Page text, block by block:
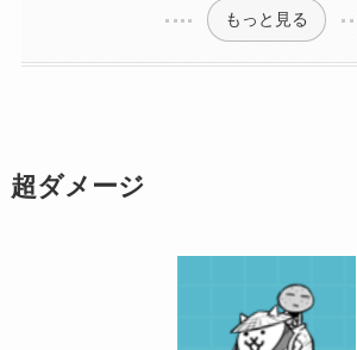
もっと見る
超ダメージ